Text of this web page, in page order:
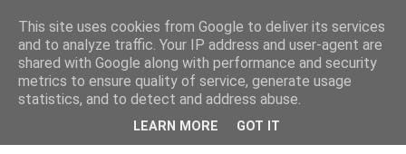
RUNNERS VALBOSSA
domenica 30 novembre 2014
APERTE LE ISCRIZIONI 2015
This site uses cookies from Google to deliver its services
and to analyze traffic. Your IP address and user-agent are
shared with Google along with performance and security
metrics to ensure quality of service, generate usage
statistics, and to detect and address abuse.
LEARN MORE GOT IT